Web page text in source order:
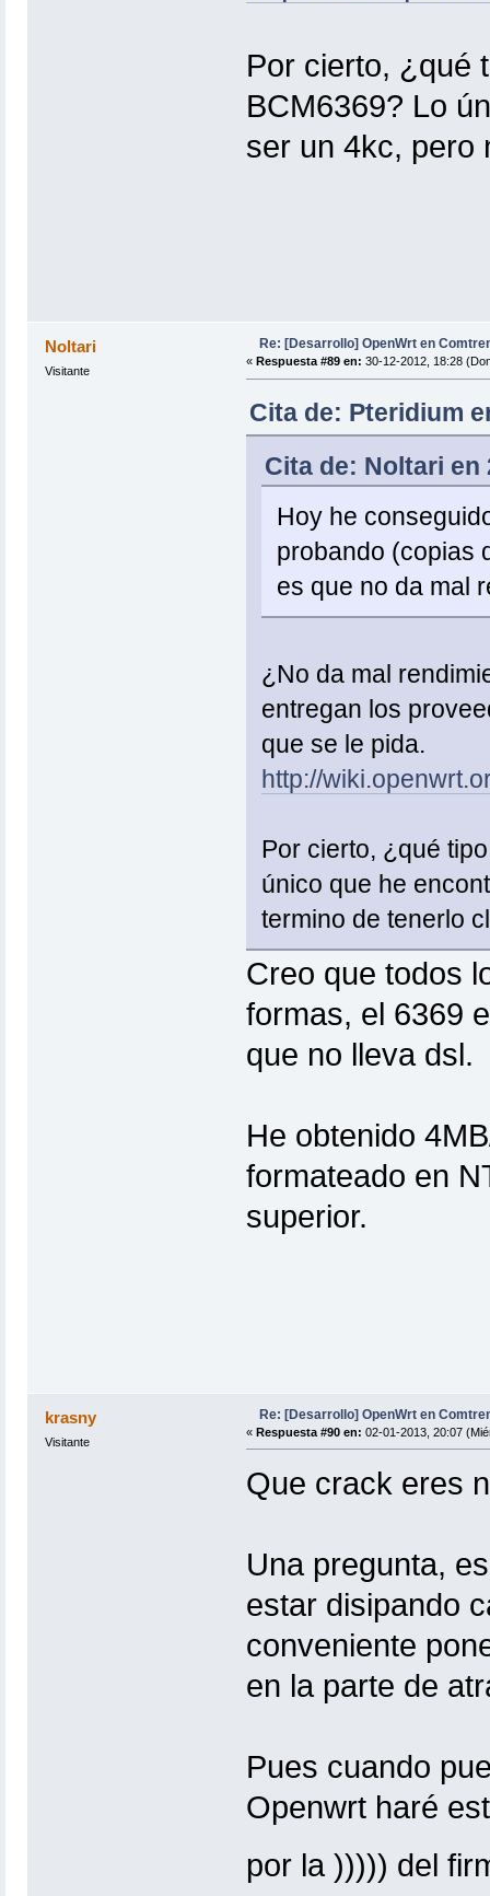
Por cierto, ¿qué
BCM6369? Lo
ser un 4kc, pero
Noltari
Visitante
Re: [Desarrollo] OpenWrt en
« Respuesta #89 en: 30-12-2012, 18:28
Cita de: Pteridium
Cita de: Noltari en
Hoy he
probando (copias
es que no da mal
¿No da mal
entregan los
que se le pida.
http://
Por cierto, ¿qué
único que he
termino de tenerlo
Creo que todos
formas, el 6369
que no lleva dsl.
He obtenido
formateado en
superior.
krasny
Visitante
Re: [Desarrollo] OpenWrt en
« Respuesta #90 en: 02-01-2013, 20:07
Que crack eres
Una pregunta,
estar disipando
conveniente
en la parte de
Pues cuando
Openwrt haré
por la ))))) del